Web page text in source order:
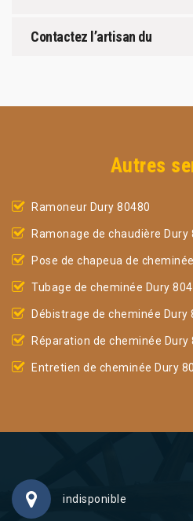
Contactez l’artisan du
Autres
Ramoneur Dury 80480
Ramonage de chaudière Dury
Pose de chapeua de
Tubage de cheminée Dury
Débistrage de cheminée Dury
Réparation de cheminée Dury
Entretien de cheminée Dury
indisponible